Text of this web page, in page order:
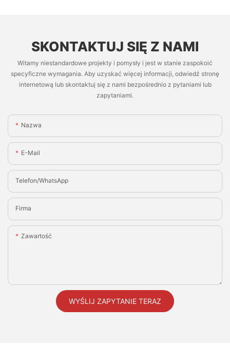
SKONTAKTUJ SIĘ Z NAMI
Witamy niestandardowe projekty i pomysły i jest w stanie zaspokoić
specyficzne wymagania. Aby uzyskać więcej informacji, odwiedź stronę
internetową lub skontaktuj się z nami bezpośrednio z pytaniami lub
zapytaniami.
Nazwa
E-Mail
Telefon/WhatsApp
Firma
Zawartość
WYŚLIJ ZAPYTANIE TERAZ